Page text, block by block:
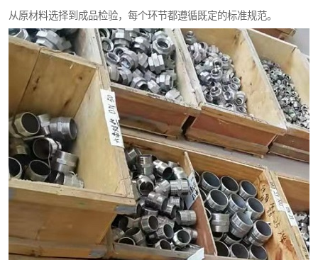
从原材料选择到成品检验，每个环节都遵循既定的标准规范。